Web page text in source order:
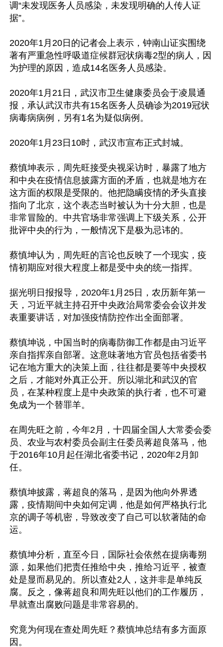
调“未发现医务人员感染，未发现明确的人传人证
据”。
2020年1月20日的记者会上表示，钟南山证实围绕
著有严重急性呼吸道症候群冠状病毒2型的病人，因
为护理的原因，造成14名医务人员感染。
2020年1月21日，武汉市卫生健康委员会于凌晨通
报，承认武汉市共有15名医务人员确诊为2019冠状
病毒病病例，另有1名为疑似病例。
2020年1月23日10时，武汉市宣布正式封城。
蔡慎坤表示，周先旺接受央视采访时，暴露了地方
和中央在疫情信息披露方面的矛盾，也就是地方在
这方面的权限是受限的。他把隐瞒疫情的矛头直接
指向了北京，这个表态当时被认为十分大胆，也是
非常冒险的。中共官场非常强调上下级关系，公开
批评中央的行为，一般情况下是极为忌讳的。
蔡慎坤认为，周先旺的言论也反映了一个现实，疫
情初期应对很大程度上都是受中央的统一指挥。
据光明日报报导，2020年1月25日，农历新年第一
天，习近平就主持召开中央政治局常委会会议并发
表重要讲话，对加强疫情防控作出全面部署。
蔡慎坤说，中国当时的病毒防御工作都是由习近平
亲自指挥亲自部署。这意味著地方官员包括省委书
记在地方重大的决策上面，往往都是要等中央授权
之后，才能对外真正公开。所以湖北和武汉的官
员，在某种程度上是中央政策的执行者，也不可避
免成为一个替罪羊。
在周先旺之前，今年2月，十四届全国人大常委会委
员、农业与农村委员会副主任委员蒋超良落马，他
于2016年10月起任湖北省委书记，2020年2月卸
任。
蔡慎坤披露，蒋超良的落马，是因为他向外界透
露，疫情期间中央如何定调，他是如何严格执行北
京的调子等机密，导致改变了自己可以软著陆的命
运。
蔡慎坤分析，直至今日，国际社会依然在提病毒朔
源，如果他们把责任推给中央，推给习近平，被查
处是显而易见的。所以查处2人，这并非是单纯反
腐。反之，像蒋超良和周先旺以他们的工作履历，
早就查出腐败问题是非常容易的。
究竟为何现在查处周先旺？蔡慎坤总结有多方面原
因。